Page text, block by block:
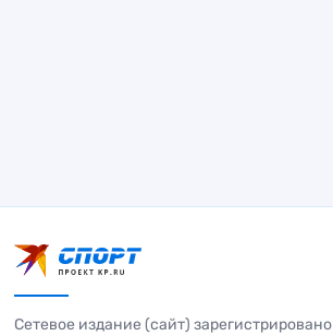
Сетевое издание (сайт) зарегистрировано